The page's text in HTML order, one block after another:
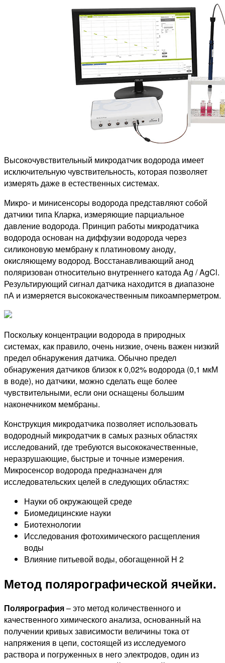
Высокочувствительный микродатчик водорода имеет
исключительную чувствительность, которая позволяет
измерять даже в естественных системах.
Микро- и минисенсоры водорода представляют собой
датчики типа Кларка, измеряющие парциальное
давление водорода. Принцип работы микродатчика
водорода основан на диффузии водорода через
силиконовую мембрану к платиновому аноду,
окисляющему водород. Восстанавливающий анод
поляризован относительно внутреннего катода Ag / AgCl.
Результирующий сигнал датчика находится в диапазоне
пА и измеряется высококачественным пикоамперметром.
Поскольку концентрации водорода в природных
системах, как правило, очень низкие, очень важен низкий
предел обнаружения датчика. Обычно предел
обнаружения датчиков близок к 0,02% водорода (0,1 мкМ
в воде), но датчики, можно сделать еще более
чувствительными, если они оснащены большим
наконечником мембраны.
Конструкция микродатчика позволяет использовать
водородный микродатчик в самых разных областях
исследований, где требуются высококачественные,
неразрушающие, быстрые и точные измерения.
Микросенсор водорода предназначен для
исследовательских целей в следующих областях:
Науки об окружающей среде
Биомедицинские науки
Биотехнологии
Исследования фотохимического расщепления
воды
Влияние питьевой воды, обогащенной H 2
Метод полярографической ячейки.
Полярография– это метод количественного и
качественного химического анализа, основанный на
получении кривых зависимости величины тока от
напряжения в цепи, состоящей из исследуемого
раствора и погруженных в него электродов, один из